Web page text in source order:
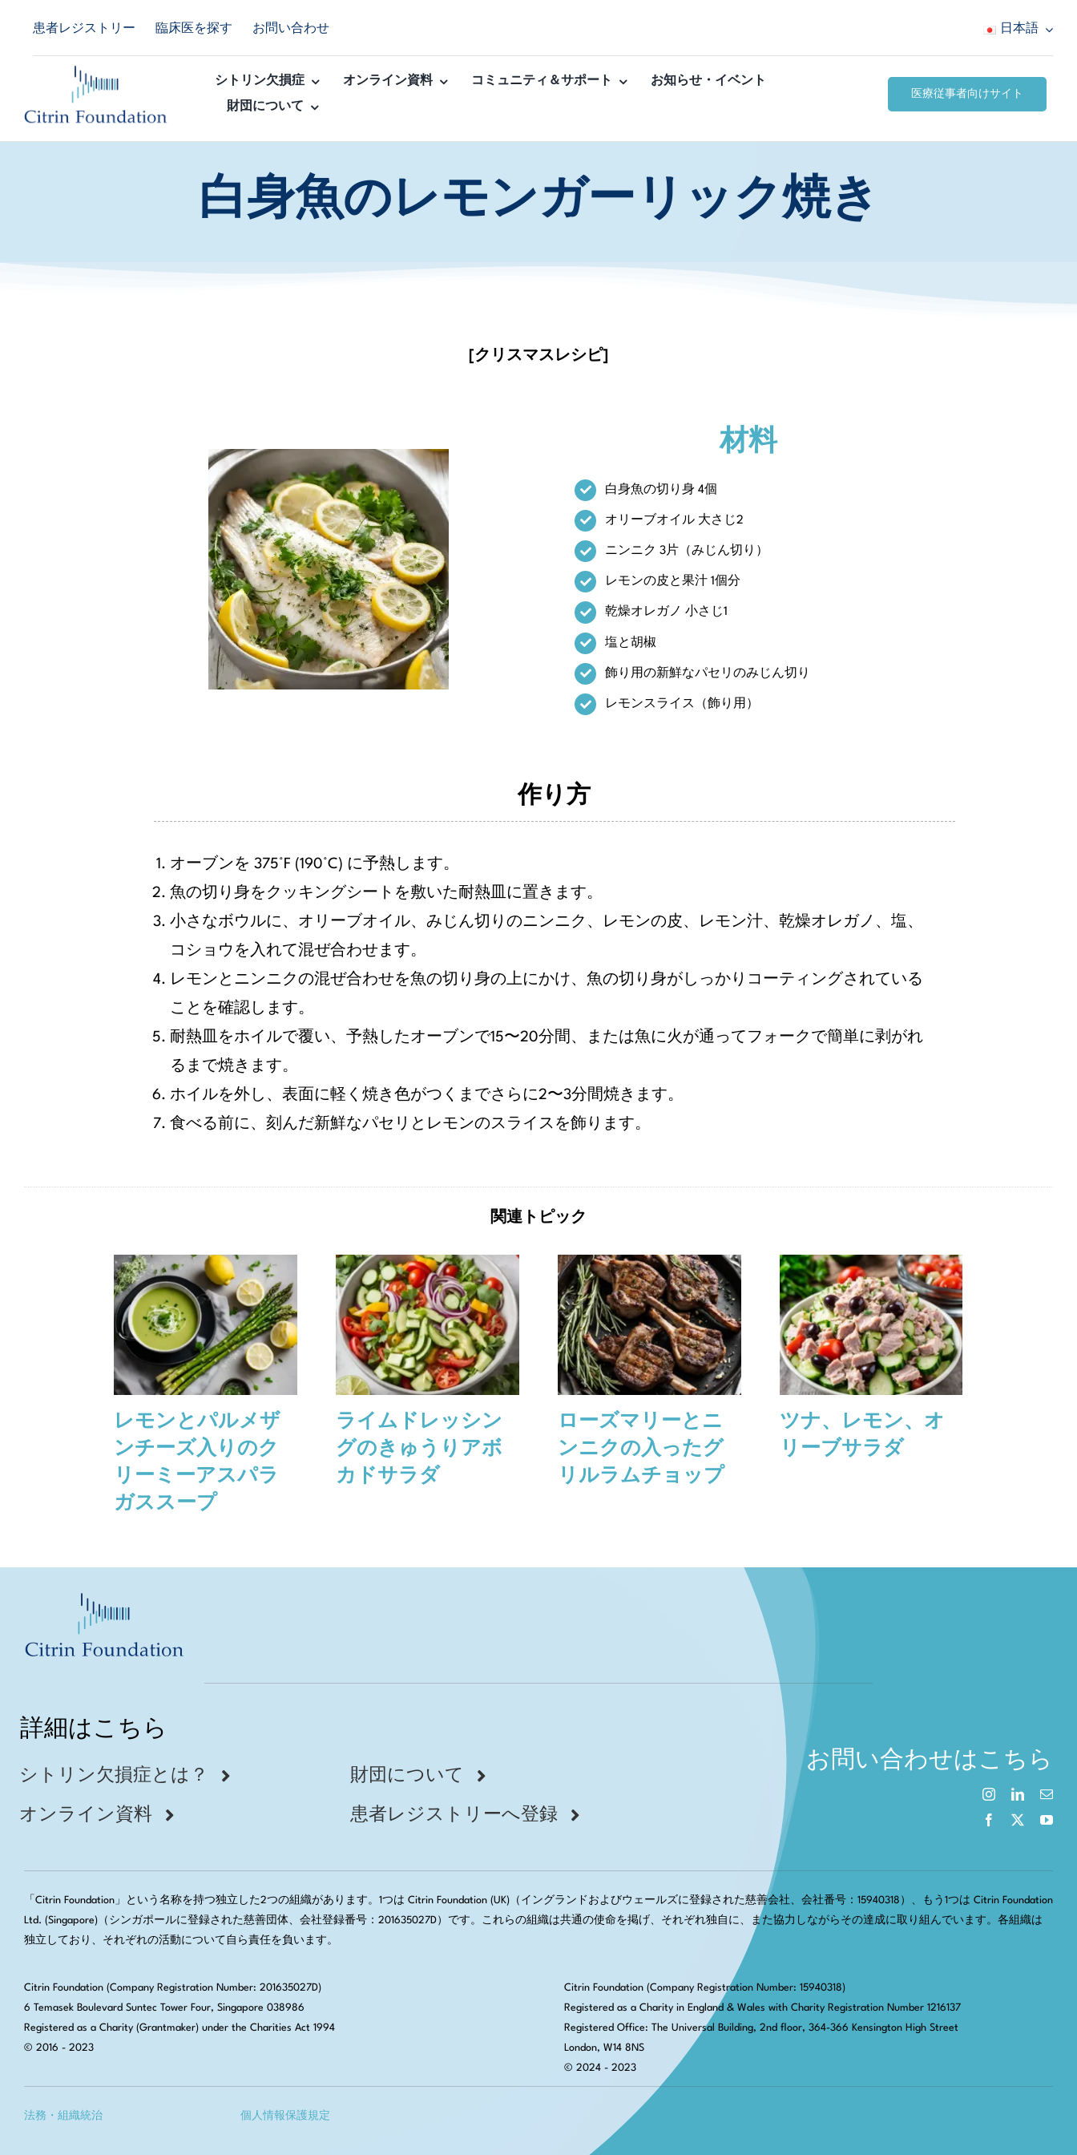
患者レジストリー 臨床医を探す お問い合わせ 日本語
シトリン欠損症 オンライン資料 コミュニティ＆サポート お知らせ・イベント
財団について
医療従事者向けサイト
白身魚のレモンガーリック焼き
[クリスマスレシピ]
材料
白身魚の切り身 4個
オリーブオイル 大さじ2
ニンニク 3片（みじん切り）
レモンの皮と果汁 1個分
乾燥オレガノ 小さじ1
塩と胡椒
飾り用の新鮮なパセリのみじん切り
レモンスライス（飾り用）
作り方
オーブンを 375°F (190°C) に予熱します。
魚の切り身をクッキングシートを敷いた耐熱皿に置きます。
小さなボウルに、オリーブオイル、みじん切りのニンニク、レモンの皮、レモン汁、乾燥オレガノ、塩、
コショウを入れて混ぜ合わせます。
レモンとニンニクの混ぜ合わせを魚の切り身の上にかけ、魚の切り身がしっかりコーティングされている
ことを確認します。
耐熱皿をホイルで覆い、予熱したオーブンで15〜20分間、または魚に火が通ってフォークで簡単に剥がれ
るまで焼きます。
ホイルを外し、表面に軽く焼き色がつくまでさらに2〜3分間焼きます。
食べる前に、刻んだ新鮮なパセリとレモンのスライスを飾ります。
関連トピック
レモンとパルメザ
ンチーズ⼊りのク
リーミーアスパラ
ガススープ
ライムドレッシン
グのきゅうりアボ
カドサラダ
ローズマリーとニ
ンニクの⼊ったグ
リルラムチョップ
ツナ、レモン、オ
リーブサラダ
詳細はこちら
シトリン欠損症とは？
オンライン資料
財団について
患者レジストリーへ登録
お問い合わせはこちら
「Citrin Foundation」という名称を持つ独立した2つの組織があります。1つは Citrin Foundation (UK)（イングランドおよびウェールズに登録された慈善会社、会社番号：15940318）、もう1つは Citrin Foundation
Ltd. (Singapore)（シンガポールに登録された慈善団体、会社登録番号：201635027D）です。これらの組織は共通の使命を掲げ、それぞれ独自に、また協力しながらその達成に取り組んでいます。各組織は
独立しており、それぞれの活動について自ら責任を負います。
Citrin Foundation (Company Registration Number: 201635027D)
6 Temasek Boulevard Suntec Tower Four, Singapore 038986
Registered as a Charity (Grantmaker) under the Charities Act 1994
© 2016 - 2023
Citrin Foundation (Company Registration Number: 15940318)
Registered as a Charity in England & Wales with Charity Registration Number 1216137
Registered Office:The Universal Building, 2nd floor, 364-366 Kensington High Street
London, W14 8NS
© 2024 - 2023
法務・組織統治 個人情報保護規定